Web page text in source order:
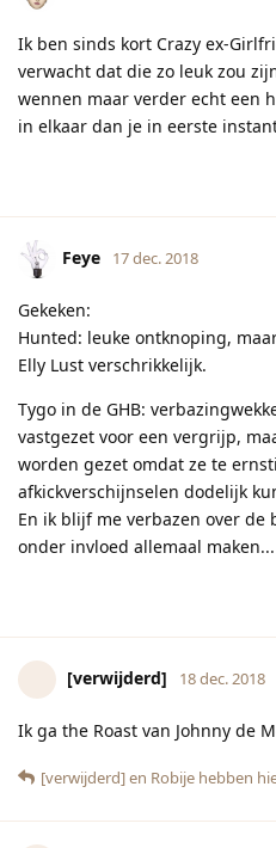
Ik ben sinds kort Crazy ex-
verwacht dat die zo leuk zou
wennen maar verder echt een
in elkaar dan je in eerste
Feye 17 dec. 2018
Gekeken:
Hunted: leuke ontknoping,
Elly Lust verschrikkelijk.
Tygo in de GHB:
vastgezet voor een vergrijp,
worden gezet omdat ze te
afkickverschijnselen dodelijk
En ik blijf me verbazen over de
onder invloed allemaal maken...
[verwijderd] 18 dec. 2018
Ik ga the Roast van Johnny de
[verwijderd]en Robije hebben